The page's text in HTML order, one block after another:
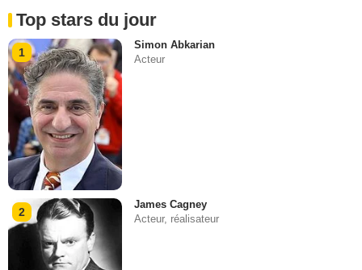
Top stars du jour
1
Simon Abkarian
Acteur
2
James Cagney
Acteur, réalisateur